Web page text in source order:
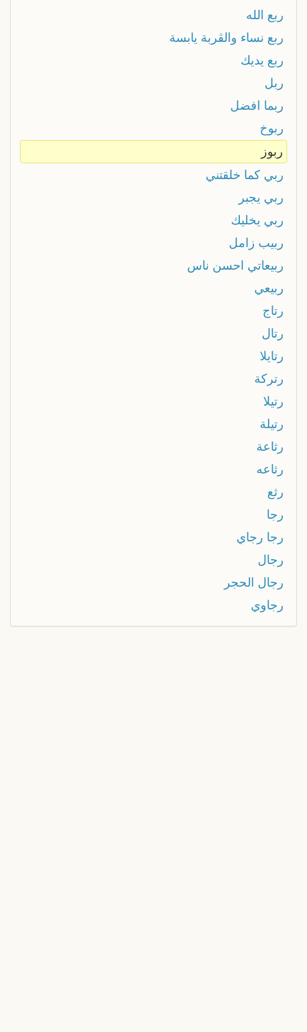
ربع الله
ربع نساء والڨربة يابسة
ربع يديك
ربل
ربما افضل
ربوخ
ربوز
ربي كما خلقتني
ربي يجبر
ربي يخليك
ربيب زامل
ربيعاتي احسن ناس
ربيعي
رتاج
رتال
رتايلا
رتركة
رتيلا
رتيلة
رثاعة
رثاعه
رثع
رجا
رجا رجاي
رجال
رجال الحجر
رجاوي